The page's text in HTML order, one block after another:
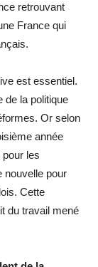
retrouvant
France qui
est essentiel.
de la politique
Or selon
année
les
nouvelle pour
Cette
du travail mené